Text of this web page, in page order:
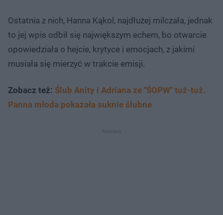
Ostatnia z nich, Hanna Kąkol, najdłużej milczała, jednak
to jej wpis odbił się największym echem, bo otwarcie
opowiedziała o hejcie, krytyce i emocjach, z jakimi
musiała się mierzyć w trakcie emisji.
Zobacz też: Ślub Anity i Adriana ze "ŚOPW" tuż-tuż.
Panna młoda pokazała suknie ślubne